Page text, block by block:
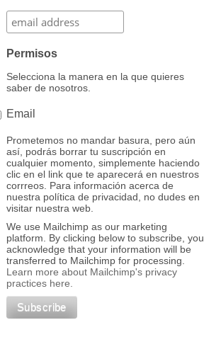
Permisos
Selecciona la manera en la que quieres
saber de nosotros.
Email
Prometemos no mandar basura, pero aún
así, podrás borrar tu suscripción en
cualquier momento, simplemente haciendo
clic en el link que te aparecerá en nuestros
corrreos. Para información acerca de
nuestra política de privacidad, no dudes en
visitar nuestra web.
We use Mailchimp as our marketing
platform. By clicking below to subscribe, you
acknowledge that your information will be
transferred to Mailchimp for processing.
Learn more about Mailchimp's privacy
practices here.